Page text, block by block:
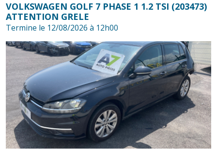
VOLKSWAGEN GOLF 7 PHASE 1 1.2 TSI (203473)
ATTENTION GRELE
Termine le 12/08/2026 à 12h00